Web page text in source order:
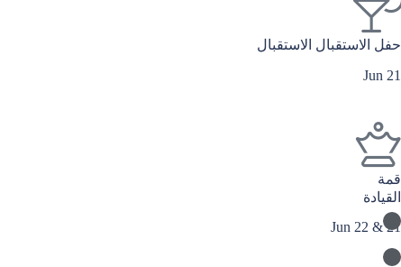
حفل الاستقبال الاستقبال
21 Jun
قمة
القيادة
21 & 22 Jun